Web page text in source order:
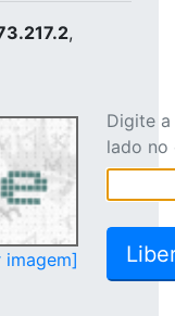
,
Digite
lado no